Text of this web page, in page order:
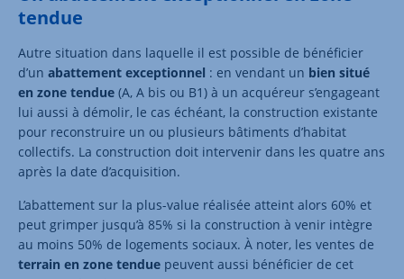
tendue
Autre situation dans laquelle il est possible de bénéficier
d’un abattement exceptionnel : en vendant un bien situé
en zone tendue (A, A bis ou B1) à un acquéreur s’engageant
lui aussi à démolir, le cas échéant, la construction existante
pour reconstruire un ou plusieurs bâtiments d’habitat
collectifs. La construction doit intervenir dans les quatre ans
après la date d’acquisition.
L’abattement sur la plus-value réalisée atteint alors 60% et
peut grimper jusqu’à 85% si la construction à venir intègre
au moins 50% de logements sociaux. À noter, les ventes de
terrain en zone tendue peuvent aussi bénéficier de cet